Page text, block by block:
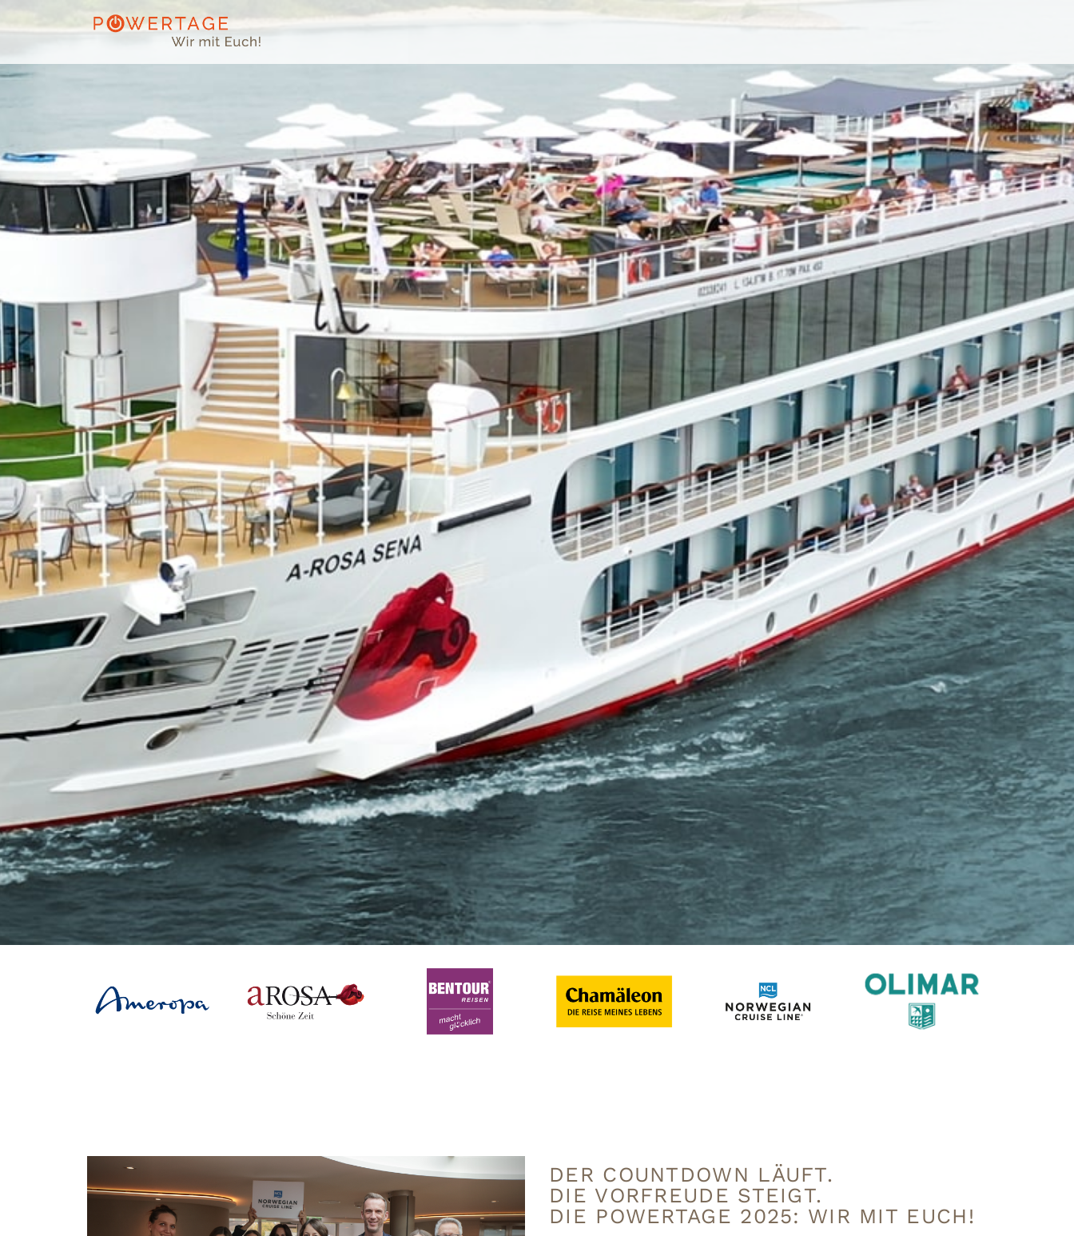
Previous
DER COUNTDOWN LÄUFT.
DIE VORFREUDE STEIGT.
DIE POWERTAGE 2025: WIR MIT EUCH!